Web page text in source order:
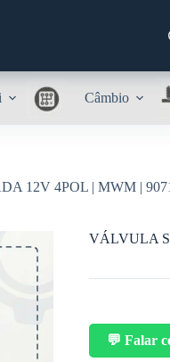
Câmbio
12V 4POL | MWM |
VÁLVULA
💬 Falar